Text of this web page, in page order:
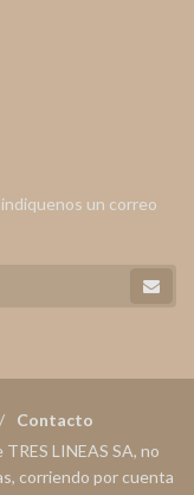
un correo
Contacto
LINEAS SA, no
corriendo por cuenta